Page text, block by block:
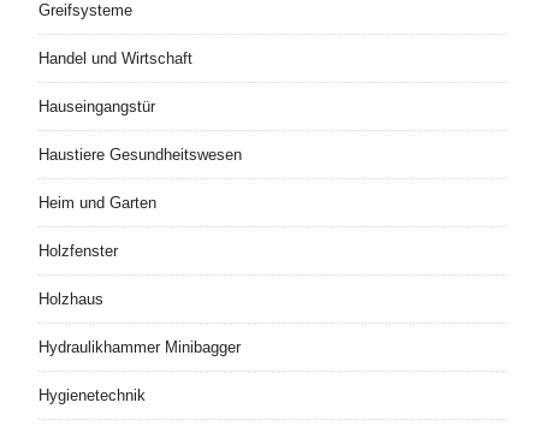
Greifsysteme
Handel und Wirtschaft
Hauseingangstür
Haustiere Gesundheitswesen
Heim und Garten
Holzfenster
Holzhaus
Hydraulikhammer Minibagger
Hygienetechnik